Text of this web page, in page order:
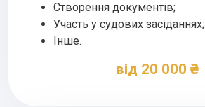
Створення документів;
Участь у судових засіданнях;
Інше.
від 20 000 ₴